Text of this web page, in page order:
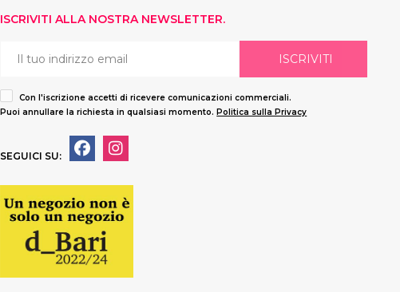
ISCRIVITI ALLA NOSTRA NEWSLETTER.
ISCRIVITI
Con l'iscrizione accetti di ricevere comunicazioni commerciali.
Puoi annullare la richiesta in qualsiasi momento. Politica sulla Privacy
SEGUICI SU: